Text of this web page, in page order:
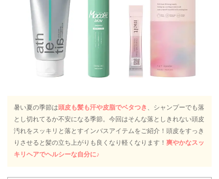
暑い夏の季節は頭皮も髪も汗や皮脂でベタつき
、シャンプーでも落
とし切れてるか不安になる季節。今回はそんな落としきれない頭皮
汚れをスッキリと落とすインバスアイテムをご紹介！頭皮をすっき
りさせると髪の立ち上がりも良くなり軽くなります！ 爽やかなスッ
キリヘアでヘルシーな自分に♪